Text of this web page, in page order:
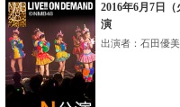
2016年6月7日
演
出演者：石田優